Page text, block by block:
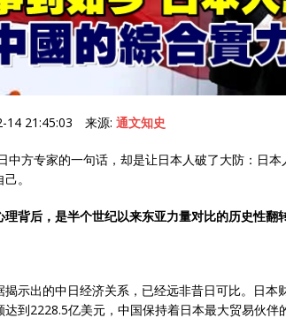
14 21:45:03 来源: 通文知史
中方专家的一句话，却是让日本人破了大防：日
。
理背后，是半个世纪以来东亚力量对比的历史性翻转
揭示出的中日经济关系，已经远非昔日可比。日
达到2228.5亿美元，中国保持着日本最大贸易伙伴